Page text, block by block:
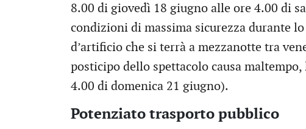
8.00 di giovedì 18 giugno alle ore 4.00 di
condizioni di massima sicurezza durante
d’artificio che si terrà a mezzanotte tra
posticipo dello spettacolo causa
4.00 di domenica 21 giugno).
Potenziato trasporto pubblico